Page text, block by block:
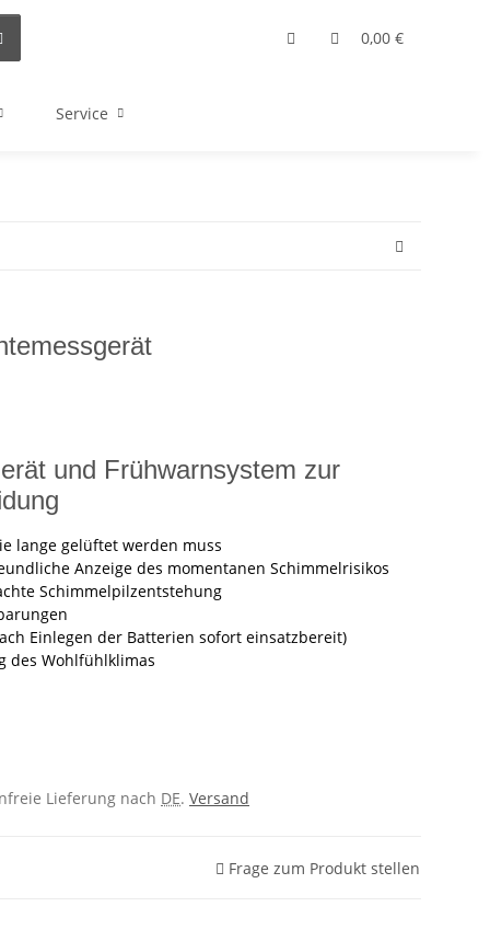
0,00 €
Service
und Frühwarnsystem zur
lange gelüftet werden muss
Anzeige des momentanen Schimmelrisikos
Schimmelpilzentstehung
Einlegen der Batterien sofort einsatzbereit)
des Wohlfühlklimas
Lieferung nach DE. Versand
Frage zum Produkt stellen